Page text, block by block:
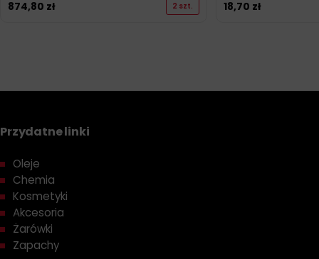
874,80 zł 2 szt. 18,70 zł
Przydatne linki
Oleje
Chemia
Kosmetyki
Akcesoria
Żarówki
Zapachy